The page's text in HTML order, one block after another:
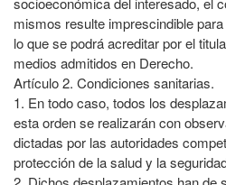
mismos resulte imprescindible
lo que se podrá acreditar por el
medios admitidos en Derecho.
Artículo 2. Condiciones sanitarias.
1. En todo caso, todos los
esta orden se realizarán con
dictadas por las autoridades
protección de la salud y la